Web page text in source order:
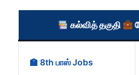
கல்வித் தகுதி
🏫 8th பாஸ் Jobs